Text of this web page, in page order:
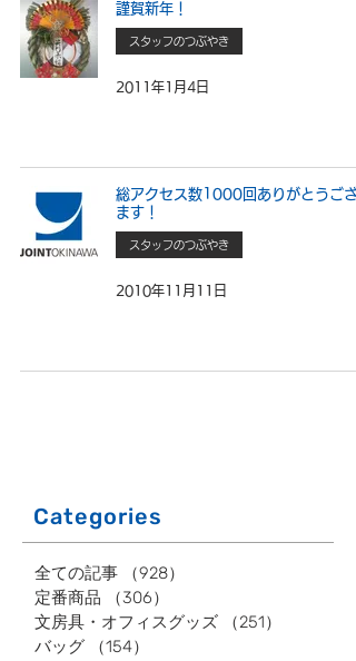
謹賀新年！
スタッフのつぶやき
2011年1月4日
総アクセス数1000回ありがとうござ
ます！
スタッフのつぶやき
2010年11月11日
Categories
全ての記事 （928）
定番商品
（306）
文房具・オフィスグッズ
（251）
バッグ
（154）